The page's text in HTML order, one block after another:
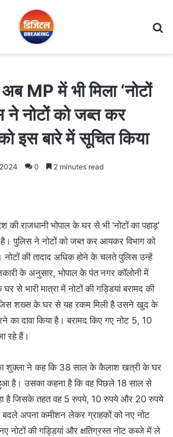
MP में भी मिला ‘नोटों
ने नोटों को जब्त कर
इस बारे में सूचित किया
0 2 minutes read
राजधानी भोपाल के घर से भी 'नोटों का पहाड़'
पुलिस ने नोटों को जब्त कर आयकर विभाग को
नोटों की तादाद अधिक होने के चलते पुलिस उन्हें
के अनुसार, भोपाल के पंत नगर कॉलोनी में
से भारी मात्रा में नोटों की गड्डियां बरामद की
शख्स के घर से यह रकम मिली है उसने खुद के
का दावा किया है। बरामद किए गए नोट 5, 10
रहे हैं।
शुक्ला ने कह कि 38 साल के कैलाश खत्री के घर
है। उसका कहना है कि वह पिछले 18 साल से
है जिसके तहत वह 5 रुपये, 10 रुपये और 20 रुपये
बदले अपना कमीशन लेकर ग्राहकों को नए नोट
नोटों की गड्डियां और क्षतिग्रस्त नोट कब्जे में ले